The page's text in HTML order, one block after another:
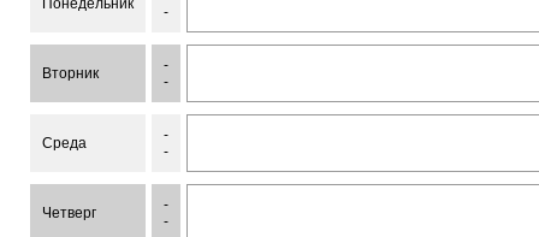
Понедельник
-
Вторник
-
-
Среда
-
-
Четверг
-
-